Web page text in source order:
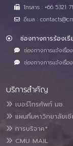
โทรสาร : +66 5321
อีเมล :
ช่องทางการร้องเรี
ช่องทางการแจ้งเรื่
ช่องทางการแจ้งเรื่
บริการสำคัญ
เบอร์โทรศัพท์ มช.
แผนที่มหาวิทยาลัยเชี
การบริจาค*
CMU MAIL